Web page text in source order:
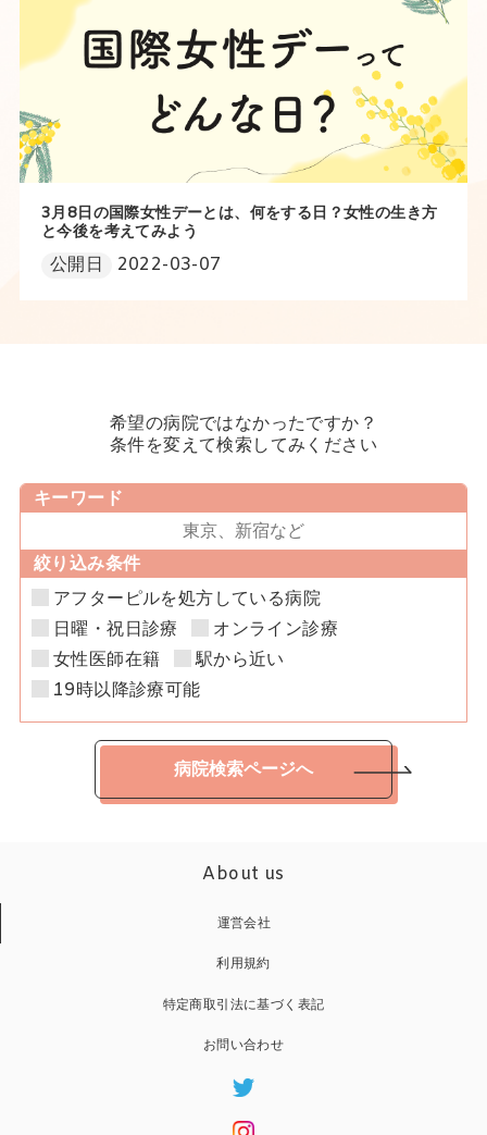
3月8日の国際女性デーとは、何をする日？女性の生き方
と今後を考えてみよう
公開日 2022-03-07
希望の病院ではなかったですか？
条件を変えて検索してみください
キーワード
絞り込み条件
アフターピルを処方している病院
日曜・祝日診療
オンライン診療
女性医師在籍
駅から近い
19時以降診療可能
病院検索ページへ
About us
運営会社
利用規約
特定商取引法に基づく表記
お問い合わせ